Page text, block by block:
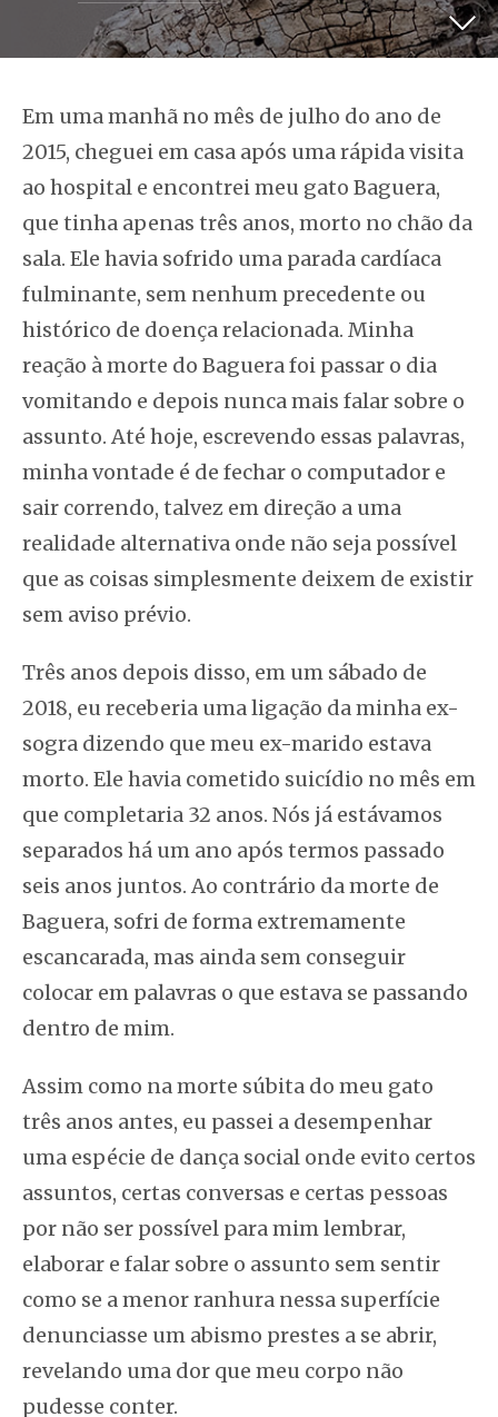
Em uma manhã no mês de julho do ano de
2015, cheguei em casa após uma rápida visita
ao hospital e encontrei meu gato Baguera,
que tinha apenas três anos, morto no chão da
sala. Ele havia sofrido uma parada cardíaca
fulminante, sem nenhum precedente ou
histórico de doença relacionada. Minha
reação à morte do Baguera foi passar o dia
vomitando e depois nunca mais falar sobre o
assunto. Até hoje, escrevendo essas palavras,
minha vontade é de fechar o computador e
sair correndo, talvez em direção a uma
realidade alternativa onde não seja possível
que as coisas simplesmente deixem de existir
sem aviso prévio.
Três anos depois disso, em um sábado de
2018, eu receberia uma ligação da minha ex-
sogra dizendo que meu ex-marido estava
morto. Ele havia cometido suicídio no mês em
que completaria 32 anos. Nós já estávamos
separados há um ano após termos passado
seis anos juntos. Ao contrário da morte de
Baguera, sofri de forma extremamente
escancarada, mas ainda sem conseguir
colocar em palavras o que estava se passando
dentro de mim.
Assim como na morte súbita do meu gato
três anos antes, eu passei a desempenhar
uma espécie de dança social onde evito certos
assuntos, certas conversas e certas pessoas
por não ser possível para mim lembrar,
elaborar e falar sobre o assunto sem sentir
como se a menor ranhura nessa superfície
denunciasse um abismo prestes a se abrir,
revelando uma dor que meu corpo não
pudesse conter.